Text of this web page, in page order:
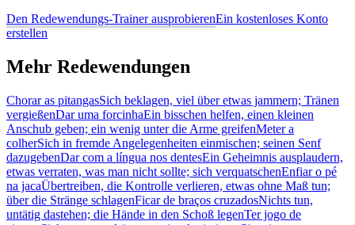
Den Redewendungs-Trainer ausprobierenEin kostenloses Konto
erstellen
Mehr Redewendungen
Chorar as pitangasSich beklagen, viel über etwas jammern; Tränen
vergießenDar uma forcinhaEin bisschen helfen, einen kleinen
Anschub geben; ein wenig unter die Arme greifenMeter a
colherSich in fremde Angelegenheiten einmischen; seinen Senf
dazugebenDar com a língua nos dentesEin Geheimnis ausplaudern,
etwas verraten, was man nicht sollte; sich verquatschenEnfiar o pé
na jacaÜbertreiben, die Kontrolle verlieren, etwas ohne Maß tun;
über die Stränge schlagenFicar de braços cruzadosNichts tun,
untätig dastehen; die Hände in den Schoß legenTer jogo de